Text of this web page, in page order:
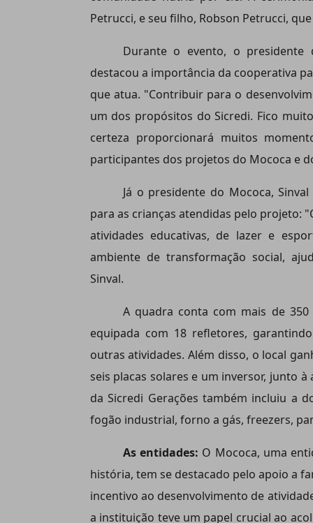
Petrucci, e seu filho, Robson Petrucci,
Durante o evento, o presidente
destacou a importância da cooperativa
que atua. "Contribuir para o
um dos propósitos do Sicredi. Fico
certeza proporcionará muitos
participantes dos projetos do Mococa e
Já o presidente do Mococa,
para as crianças atendidas pelo projeto:
atividades educativas, de lazer e
ambiente de transformação social,
Sinval.
A quadra conta com mais de
equipada com 18 refletores,
outras atividades. Além disso, o local
seis placas solares e um inversor, junto
da Sicredi Gerações também incluiu a
fogão industrial, forno a gás, freezers,
As entidades: O Mococa, uma
história, tem se destacado pelo apoio a
incentivo ao desenvolvimento de
a instituição teve um papel crucial ao